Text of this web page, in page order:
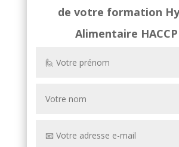
de votre formation
Alimentaire HACCP